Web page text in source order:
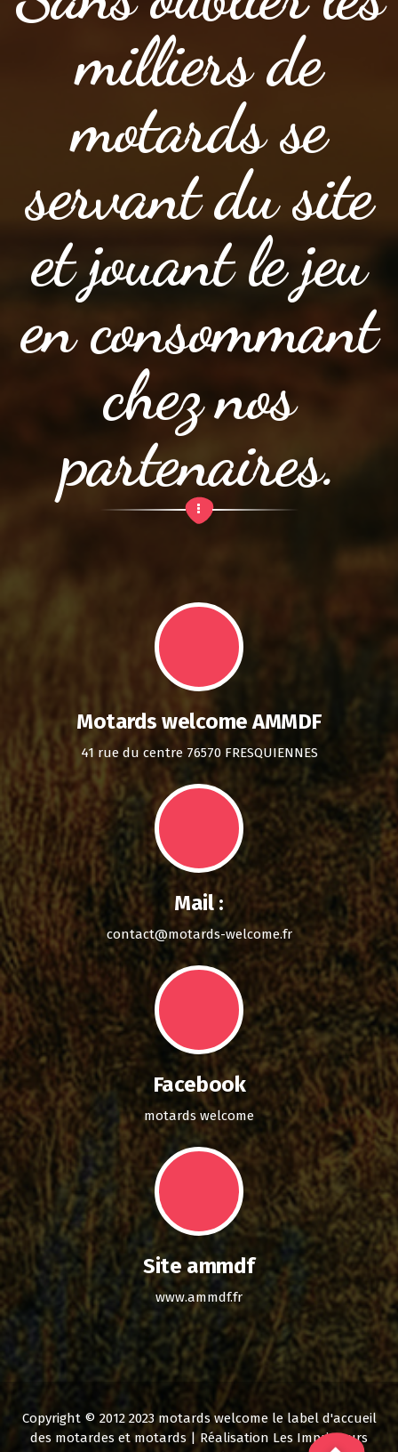
milliers de
motards se
servant du site
et jouant le jeu
en consommant
chez nos
partenaires.
Motards welcome AMMDF
41 rue du centre 76570 FRESQUIENNES
Mail :
contact@motards-welcome.fr
Facebook
motards welcome
Site ammdf
www.ammdf.fr
Copyright © 2012 2023 motards welcome le label d'accueil
des motardes et motards | Réalisation Les Imprimeurs